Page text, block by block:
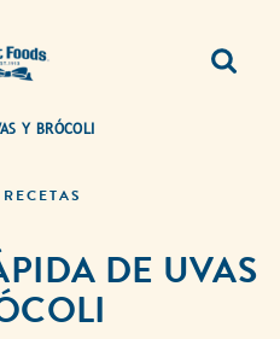
Y BRÓCOLI
DE UVAS